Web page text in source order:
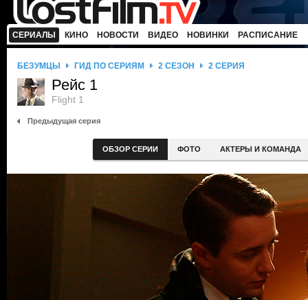
СЕРИАЛЫ КИНО НОВОСТИ ВИДЕО НОВИНКИ РАСПИСАНИЕ
БЕЗУМЦЫ ГИД ПО СЕРИЯМ 2 СЕЗОН 2 СЕРИЯ
Рейс 1
Flight 1
Предыдущая серия
ОБЗОР СЕРИИ ФОТО АКТЕРЫ И КОМАНДА